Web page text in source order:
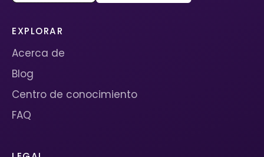
EXPLORAR
Acerca de
Blog
Centro de conocimiento
FAQ